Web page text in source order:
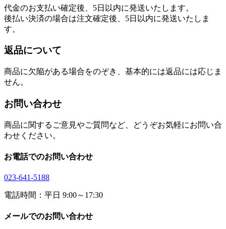
代金のお支払い確定後、5日以内に発送いたします。
後払い決済の場合は注文確定後、5日以内に発送いたしま
す。
返品について
商品に欠陥がある場合をのぞき、基本的には返品には応じま
せん。
お問い合わせ
商品に関するご意見やご質問など、どうぞお気軽にお問い合
わせください。
お電話でのお問い合わせ
023-641-5188
電話時間：平日 9:00～17:30
メールでのお問い合わせ